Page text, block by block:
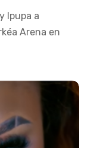
Ipupa a
Arena en